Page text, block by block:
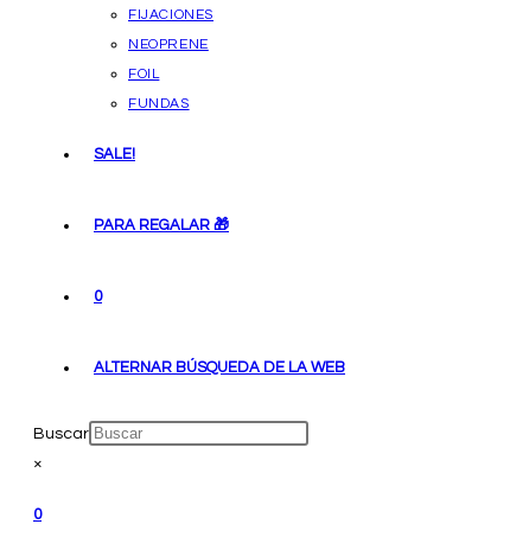
FIJACIONES
NEOPRENE
FOIL
FUNDAS
SALE!
PARA REGALAR 🎁
0
ALTERNAR BÚSQUEDA DE LA WEB
Buscar
×
0